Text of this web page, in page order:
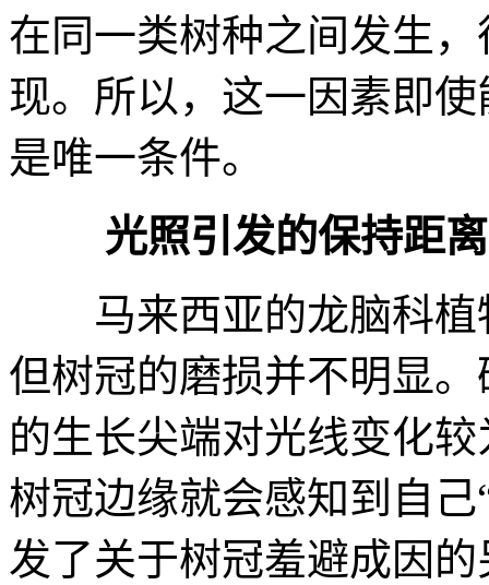
在同一类树种之间发生
现。所以，这一因素即
是唯一条件。
光照引发的保持距
马来西亚的龙脑科
但树冠的磨损并不明显
的生长尖端对光线变化
树冠边缘就会感知到自
发了关于树冠羞避成因